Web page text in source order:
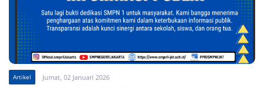
Artikel Jumat, 02 Januari 2026